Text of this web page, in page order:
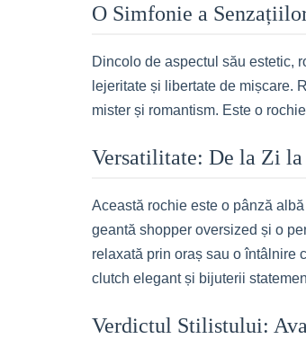
O Simfonie a
Dincolo de aspectul său estetic,
lejeritate și libertate de mișcare.
mister și romantism. Este o
Versatilitate: De la Zi
Această rochie este o pânză
geantă shopper oversized și o
relaxată prin oraș sau o întâlnire
clutch elegant și bijuterii
Verdictul Stilistului: